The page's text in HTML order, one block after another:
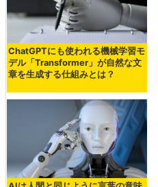
ChatGPTにも使われる機械学習モ
デル「Transformer」が自然な文
章を生成する仕組みとは？